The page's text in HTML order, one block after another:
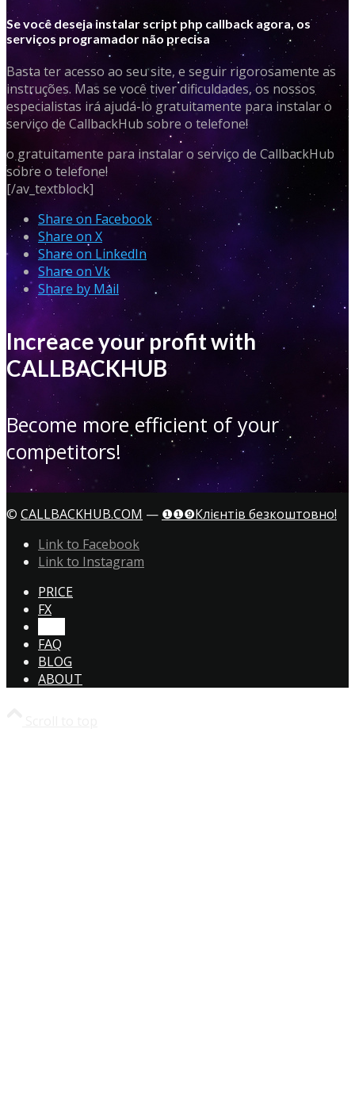
Se você deseja instalar script php callback agora, os
serviços programador não precisa
Basta ter acesso ao seu site, e seguir rigorosamente as
instruções. Mas se você tiver dificuldades, os nossos
especialistas irá ajudá-lo gratuitamente para instalar o
serviço de CallbackHub sobre o telefone!
o gratuitamente para instalar o serviço de CallbackHub
sobre o telefone!
[/av_textblock]
Share on Facebook
Share on X
Share on LinkedIn
Share on Vk
Share by Mail
Increace your profit with
CALLBACKHUB
Become more efficient of your
competitors!
© CALLBACKHUB.COM — ❶❶❾Клієнтів безкоштовно!
Link to Facebook
Link to Instagram
PRICE
FX
FAQ
BLOG
ABOUT